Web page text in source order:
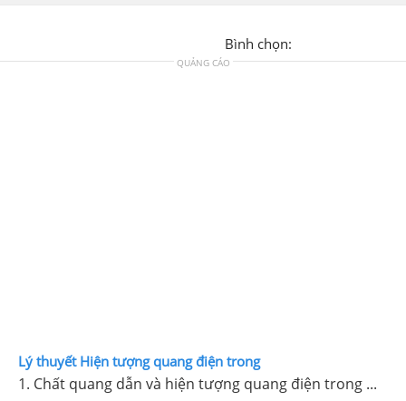
Bình chọn:
QUẢNG CÁO
Lý thuyết Hiện tượng quang điện trong
1. Chất quang dẫn và hiện tượng quang điện trong ...